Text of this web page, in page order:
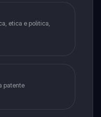
etica e politica,
patente